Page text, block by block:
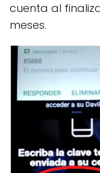
cuenta al
meses.